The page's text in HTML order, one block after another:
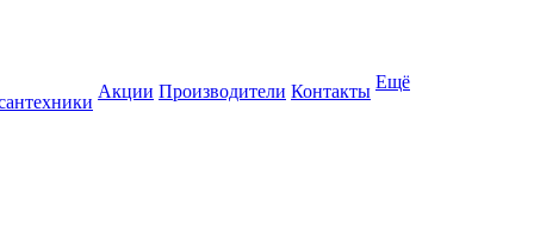
Акции Производители Контакты Ещё